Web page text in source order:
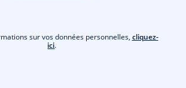
sur vos données personnelles, cliquez-
ici.